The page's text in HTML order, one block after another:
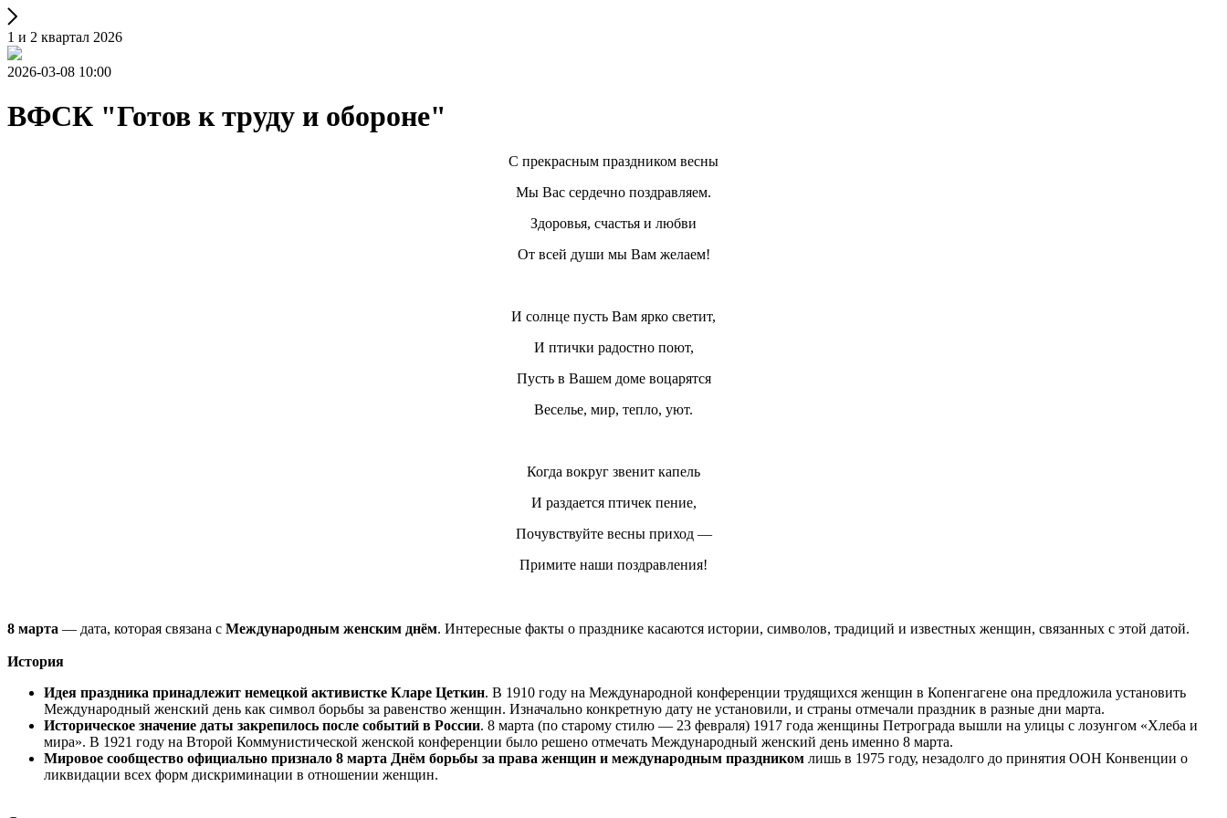
1 и 2 квартал 2026
2026-03-08 10:00
ВФСК "Готов к труду и обороне"
С прекрасным праздником весны
Мы Вас сердечно поздравляем.
Здоровья, счастья и любви
От всей души мы Вам желаем!
И солнце пусть Вам ярко светит,
И птички радостно поют,
Пусть в Вашем доме воцарятся
Веселье, мир, тепло, уют.
Когда вокруг звенит капель
И раздается птичек пение,
Почувствуйте весны приход —
Примите наши поздравления!
8 марта — дата, которая связана с Международным женским днём. Интересные факты о празднике касаются истории, символов, традиций и известных женщин, связанных с этой датой.
История
Идея праздника принадлежит немецкой активистке Кларе Цеткин. В 1910 году на Международной конференции трудящихся женщин в Копенгагене она предложила установить
Международный женский день как символ борьбы за равенство женщин. Изначально конкретную дату не установили, и страны отмечали праздник в разные дни марта.
Историческое значение даты закрепилось после событий в России. 8 марта (по старому стилю — 23 февраля) 1917 года женщины Петрограда вышли на улицы с лозунгом «Хлеба и
мира». В 1921 году на Второй Коммунистической женской конференции было решено отмечать Международный женский день именно 8 марта.
Мировое сообщество официально признало 8 марта Днём борьбы за права женщин и международным праздником лишь в 1975 году, незадолго до принятия ООН Конвенции о
ликвидации всех форм дискриминации в отношении женщин.